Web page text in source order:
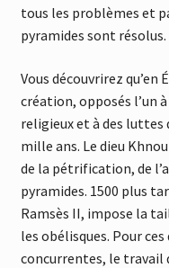
tous les problèmes et
pyramides sont résolus.
Vous découvrirez qu’en
création, opposés l’un
religieux et à des luttes
mille ans. Le dieu
de la pétrification, de
pyramides. 1500 plus
Ramsès II, impose la
les obélisques. Pour
concurrentes, le travail